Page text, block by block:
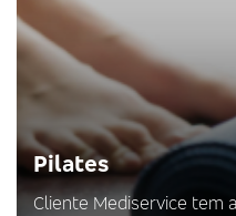
Pilates
Cliente Mediservice tem